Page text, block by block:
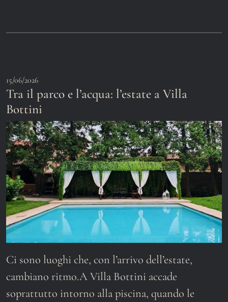
15/06/2026
Tra il parco e l’acqua: l’estate a Villa
Bottini
Ci sono luoghi che, con l’arrivo dell’estate,
cambiano ritmo.A Villa Bottini accade
soprattutto intorno alla piscina, quando le